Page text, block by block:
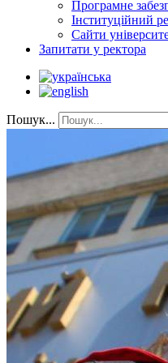
Програмне
Інституційний
Сайти
Запитати у ректора
Пошук...